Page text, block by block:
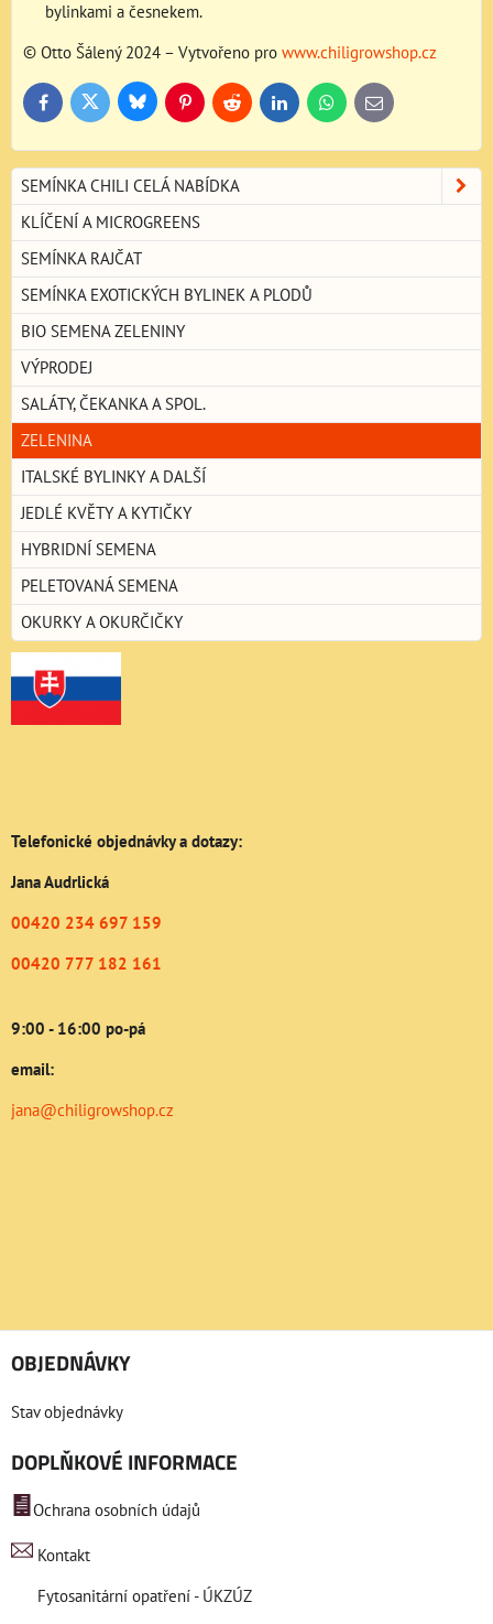
bylinkami a česnekem.
© Otto Šálený 2024 – Vytvořeno pro www.chiligrowshop.cz
FacebookTwitter BlueskyPinterestReddit LinkedInWhatsApp
E-
mail
SEMÍNKA CHILI CELÁ NABÍDKA
KLÍČENÍ A MICROGREENS
SEMÍNKA RAJČAT
SEMÍNKA EXOTICKÝCH BYLINEK A PLODŮ
BIO SEMENA ZELENINY
VÝPRODEJ
SALÁTY, ČEKANKA A SPOL.
ZELENINA
ITALSKÉ BYLINKY A DALŠÍ
JEDLÉ KVĚTY A KYTIČKY
HYBRIDNÍ SEMENA
PELETOVANÁ SEMENA
OKURKY A OKURČIČKY
Telefonické objednávky a dotazy:
Jana Audrlická
00420 234 697 159
00420 777 182 161
9:00 - 16:00 po-pá
email:
jana@chiligrowshop.cz
OBJEDNÁVKY
Stav objednávky
DOPLŇKOVÉ INFORMACE
Ochrana osobních údajů
Kontakt
Fytosanitární opatření - ÚKZÚZ